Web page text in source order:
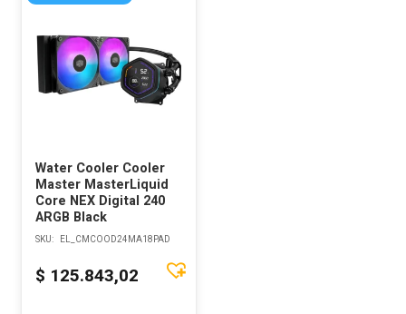
Water Cooler Cooler
Master MasterLiquid
Core NEX Digital 240
ARGB Black
SKU: EL_CMCOOD24MA18PAD
$ 125.843,02